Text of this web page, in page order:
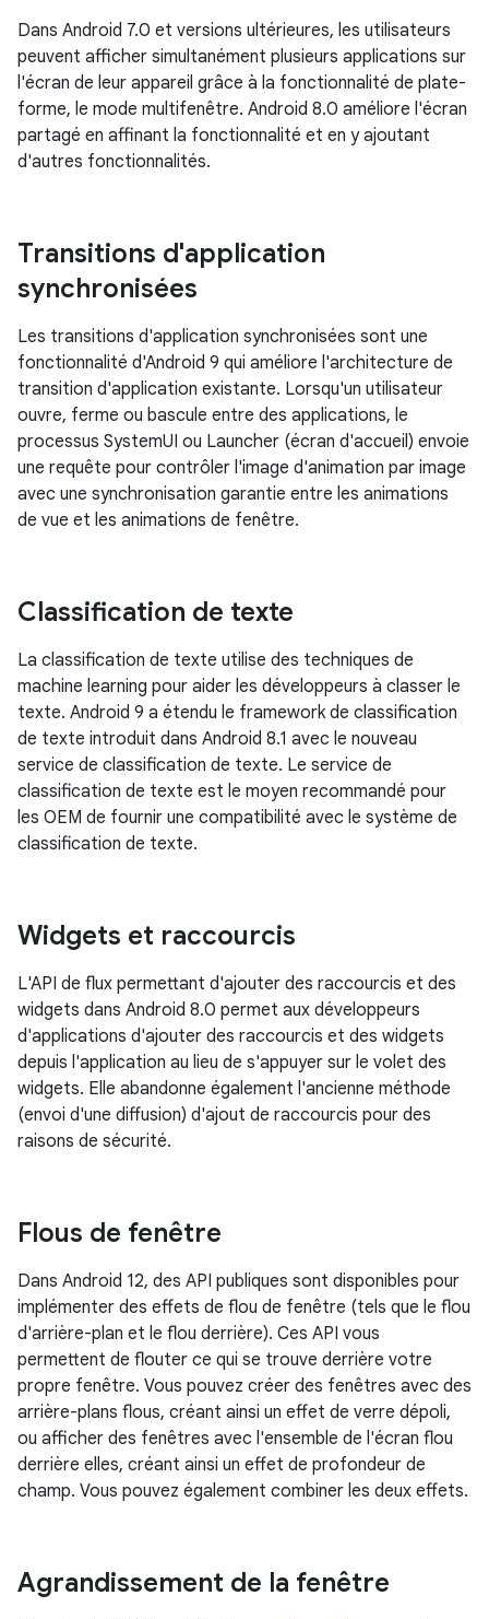
Dans Android 7.0 et versions ultérieures, les utilisateurs
peuvent afficher simultanément plusieurs applications sur
l'écran de leur appareil grâce à la fonctionnalité de plate-
forme, le mode multifenêtre. Android 8.0 améliore l'écran
partagé en affinant la fonctionnalité et en y ajoutant
d'autres fonctionnalités.
Transitions d'application
synchronisées
Les transitions d'application synchronisées sont une
fonctionnalité d'Android 9 qui améliore l'architecture de
transition d'application existante. Lorsqu'un utilisateur
ouvre, ferme ou bascule entre des applications, le
processus SystemUI ou Launcher (écran d'accueil) envoie
une requête pour contrôler l'image d'animation par image
avec une synchronisation garantie entre les animations
de vue et les animations de fenêtre.
Classification de texte
La classification de texte utilise des techniques de
machine learning pour aider les développeurs à classer le
texte. Android 9 a étendu le framework de classification
de texte introduit dans Android 8.1 avec le nouveau
service de classification de texte. Le service de
classification de texte est le moyen recommandé pour
les OEM de fournir une compatibilité avec le système de
classification de texte.
Widgets et raccourcis
L'API de flux permettant d'ajouter des raccourcis et des
widgets dans Android 8.0 permet aux développeurs
d'applications d'ajouter des raccourcis et des widgets
depuis l'application au lieu de s'appuyer sur le volet des
widgets. Elle abandonne également l'ancienne méthode
(envoi d'une diffusion) d'ajout de raccourcis pour des
raisons de sécurité.
Flous de fenêtre
Dans Android 12, des API publiques sont disponibles pour
implémenter des effets de flou de fenêtre (tels que le flou
d'arrière-plan et le flou derrière). Ces API vous
permettent de flouter ce qui se trouve derrière votre
propre fenêtre. Vous pouvez créer des fenêtres avec des
arrière-plans flous, créant ainsi un effet de verre dépoli,
ou afficher des fenêtres avec l'ensemble de l'écran flou
derrière elles, créant ainsi un effet de profondeur de
champ. Vous pouvez également combiner les deux effets.
Agrandissement de la fenêtre